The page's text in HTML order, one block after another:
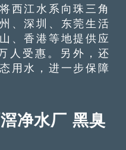
西江水系向珠三角
、深圳、东莞生活
、香港等地提供应
人受惠。另外，还
用水，进一步保障
净水厂 黑臭